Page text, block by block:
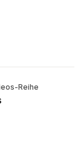
Reihe